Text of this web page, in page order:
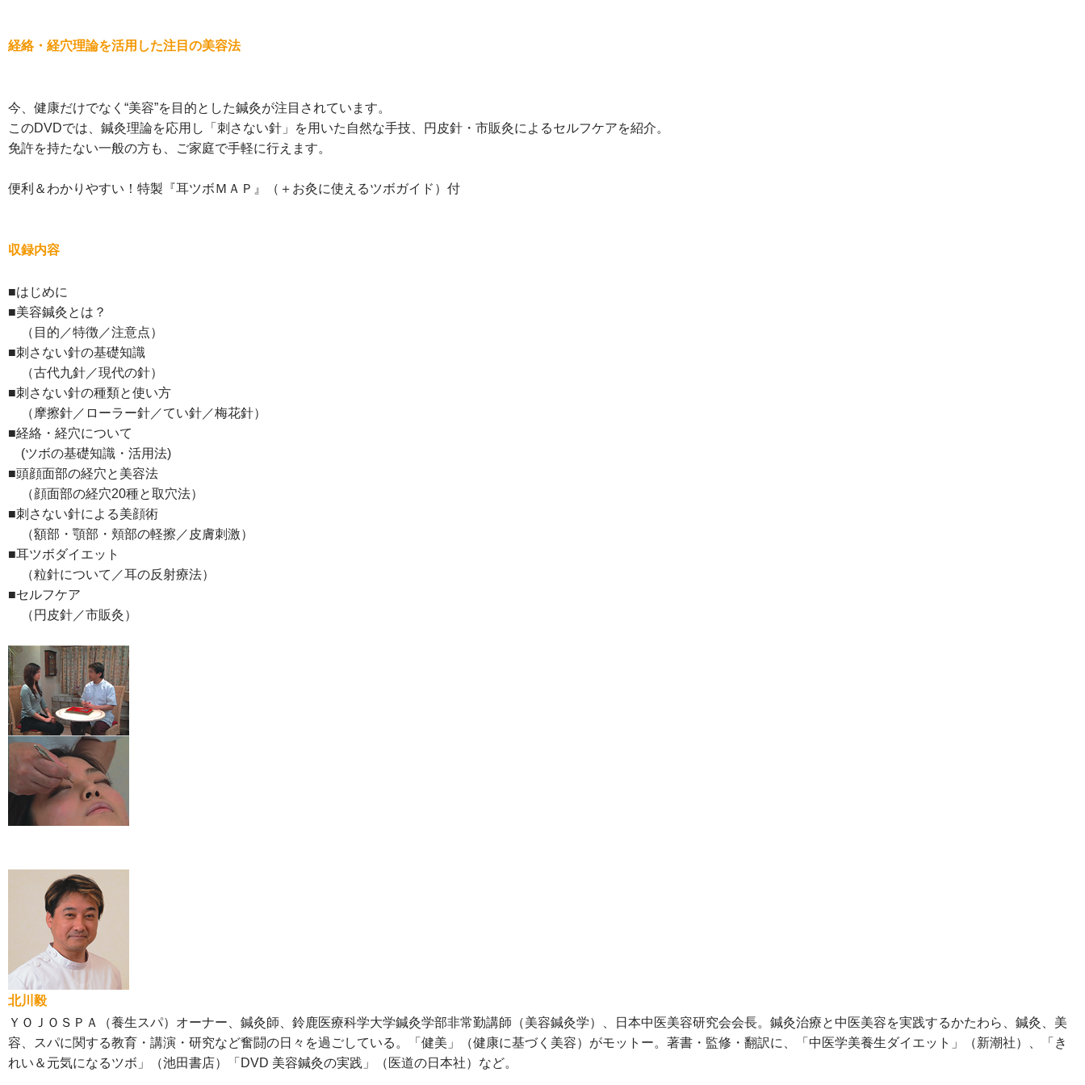
経絡・経穴理論を活用した注目の美容法
今、健康だけでなく“美容”を目的とした鍼灸が注目されています。
このDVDでは、鍼灸理論を応用し「刺さない針」を用いた自然な手技、円皮針・市販灸によるセルフケアを紹介。
免許を持たない一般の方も、ご家庭で手軽に行えます。
便利＆わかりやすい！特製『耳ツボＭＡＰ』（＋お灸に使えるツボガイド）付
収録内容
■はじめに
■美容鍼灸とは？
（目的／特徴／注意点）
■刺さない針の基礎知識
（古代九針／現代の針）
■刺さない針の種類と使い方
（摩擦針／ローラー針／てい針／梅花針）
■経絡・経穴について
(ツボの基礎知識・活用法)
■頭顔面部の経穴と美容法
（顔面部の経穴20種と取穴法）
■刺さない針による美顔術
（額部・顎部・頬部の軽擦／皮膚刺激）
■耳ツボダイエット
（粒針について／耳の反射療法）
■セルフケア
（円皮針／市販灸）
北川毅
ＹＯＪＯＳＰＡ（養生スパ）オーナー、鍼灸師、鈴鹿医療科学大学鍼灸学部非常勤講師（美容鍼灸学）、日本中医美容研究会会長。鍼灸治療と中医美容を実践するかたわら、鍼灸、美
容、スパに関する教育・講演・研究など奮闘の日々を過ごしている。「健美」（健康に基づく美容）がモットー。著書・監修・翻訳に、「中医学美養生ダイエット」（新潮社）、「き
れい＆元気になるツボ」（池田書店）「DVD 美容鍼灸の実践」（医道の日本社）など。